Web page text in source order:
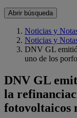
Abrir búsqueda
Noticias y
Noticias y
DNV GL emitió
uno de los
DNV GL
la
fotovoltaicos